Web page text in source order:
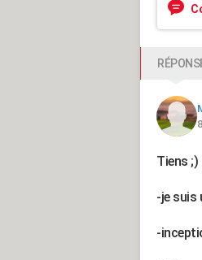
Tiens ;)
-je suis
-